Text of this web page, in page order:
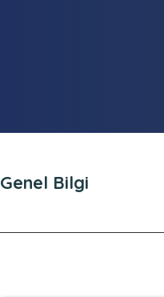
Genel Bilgi